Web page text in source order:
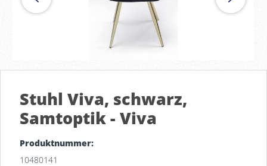
Stuhl Viva, schwarz,
Samtoptik - Viva
Produktnummer:
10480141